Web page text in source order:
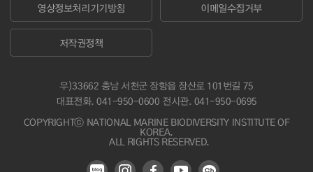
영상정보처리기기방침 이메일수집거부
저작권정책
우)33662 충남 서천군 장항읍 장산로 101번길 75
대표전화.041-950-0600 전시관. 041-950-0695
COPYRIGHTⓒ NATIONAL MARINE BIODIVERSITY INSTITUTE OF
KOREA.
ALL RIGHTS RESERVED.